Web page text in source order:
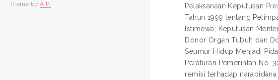
Pelaksanaan Keputusan
Tahun 1999 tentang
Istimewa; Keputusan
Donor Organ Tubuh dan
Seumur Hidup Menjadi
Peraturan Pemerintah No.
remisi terhadap
theme byA.P.